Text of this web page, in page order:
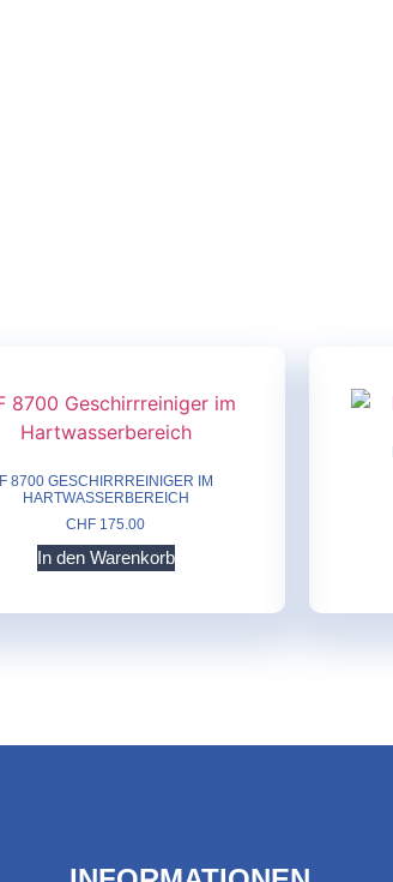
F 8700 GESCHIRRREINIGER IM
HARTWASSERBEREICH
CHF 175.00
In den Warenkorb